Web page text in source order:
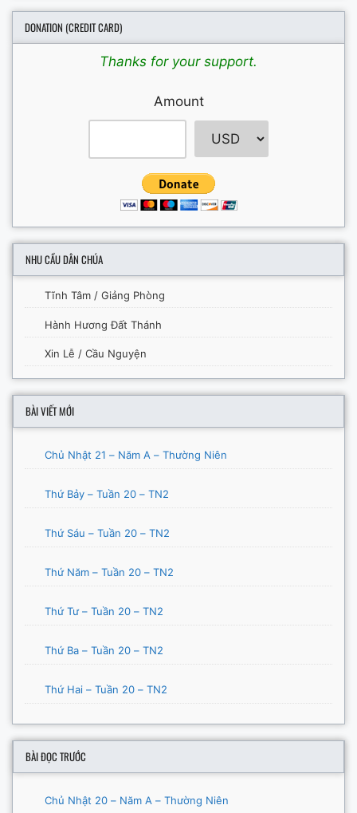
DONATION (CREDIT CARD)
Thanks for your support.
Amount
NHU CẦU DÂN CHÚA
Tĩnh Tâm / Giảng Phòng
Hành Hương Đất Thánh
Xin Lễ / Cầu Nguyện
BÀI VIẾT MỚI
Chủ Nhật 21 – Năm A – Thường Niên
Thứ Bảy – Tuần 20 – TN2
Thứ Sáu – Tuần 20 – TN2
Thứ Năm – Tuần 20 – TN2
Thứ Tư – Tuần 20 – TN2
Thứ Ba – Tuần 20 – TN2
Thứ Hai – Tuần 20 – TN2
BÀI ĐỌC TRƯỚC
Chủ Nhật 20 – Năm A – Thường Niên